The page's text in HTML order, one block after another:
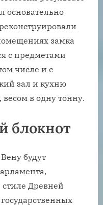
основательно
замка
с предметами
числе и с
зал и кухню
весом в одну тонну.
блокнот
будут
стиле Древней